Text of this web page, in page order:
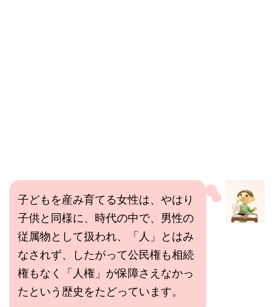
子どもを産み育てる女性は、やはり
子供と同様に、時代の中で、男性の
従属物として扱われ、「人」とはみ
なされず、したがって公民権も相続
権もなく「人権」が保障さえなかっ
たという歴史をたどっています。